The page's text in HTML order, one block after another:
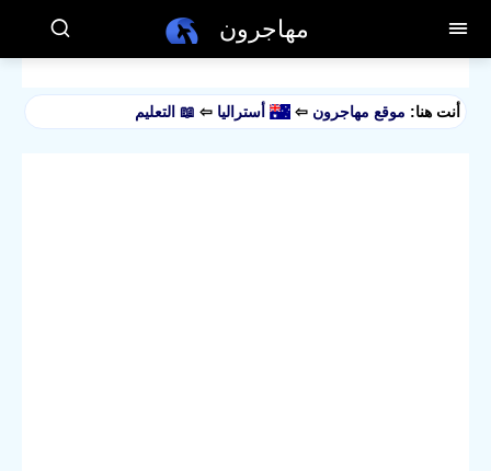
مهاجرون
أنت هنا: موقع مهاجرون ⇦ أستراليا ⇦ 📖 التعليم